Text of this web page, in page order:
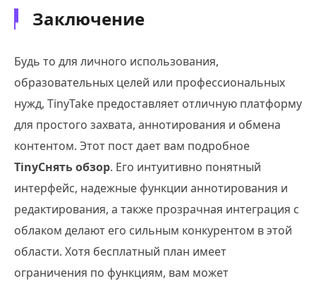
Заключение
Будь то для личного использования,
образовательных целей или профессиональных
нужд, TinyTake предоставляет отличную платформу
для простого захвата, аннотирования и обмена
контентом. Этот пост дает вам подробное
TinyСнять обзор. Его интуитивно понятный
интерфейс, надежные функции аннотирования и
редактирования, а также прозрачная интеграция с
облаком делают его сильным конкурентом в этой
области. Хотя бесплатный план имеет
ограничения по функциям, вам может